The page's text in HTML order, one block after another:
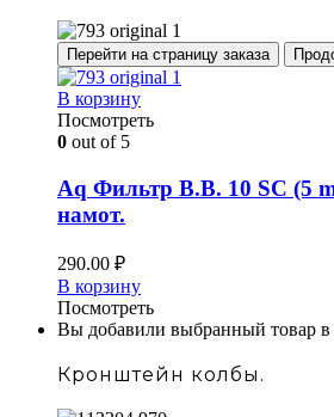
Перейти на страницу заказа
В корзину
Посмотреть
0 out of 5
Aq Фильтр B.B. 10 SC (5
намот.
290.00 ₽
В корзину
Посмотреть
Вы добавили выбранный товар в
Кронштейн колбы.